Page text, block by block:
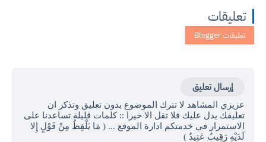
تعليقات
إرسال تعليق
عزيزي المشاهد لا تترك الموضوع بدون تعليق وتذكر ان
تعليقك يدل عليك فلا تقل الا خيرا :: كلمات قليلة تساعدنا على
الاستمرار في خدمتكم ادارة الموقع ... ( مَا يَلْفِظُ مِنْ قَوْلٍ إِلا
لَدَيْهِ رَقِيبٌ عَتِيدٌ )